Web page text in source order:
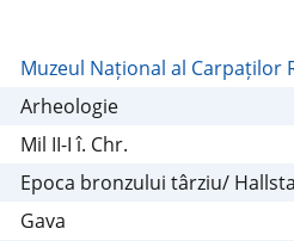
Muzeul Național al Carpaților
Arheologie
Mil II-I î. Chr.
Epoca bronzului târziu/
Gava